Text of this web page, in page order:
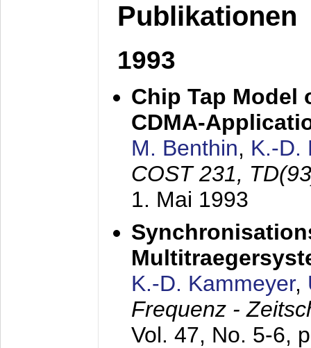
Publikationen
1993
Chip Tap Model
CDMA-
M. Benthin, K.-D.
COST 231,
1. Mai 1993
K.-D. Kammeyer,
Frequenz -
Vol. 47, No. 5-6,